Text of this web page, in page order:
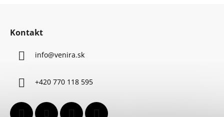
Kontakt
info@venira.sk
+420 770 118 595